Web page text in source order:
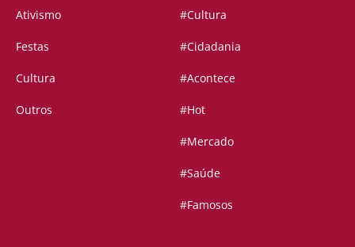
Ativismo
Festas
Cultura
Outros
#Cultura
#Cidadania
#Acontece
#Hot
#Mercado
#Saúde
#Famosos